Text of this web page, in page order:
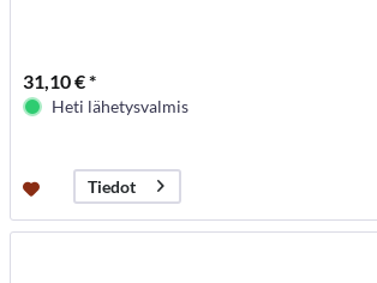
31,10 € *
Heti lähetysvalmis
Tiedot